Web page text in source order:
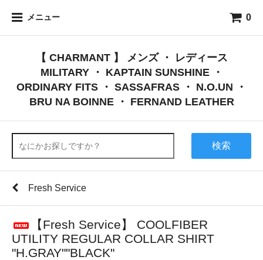
メニュー 0
【 CHARMANT 】 メンズ ・ レディース
MILITARY ・ KAPTAIN SUNSHINE ・
ORDINARY FITS ・ SASSAFRAS ・ N.O.UN ・
BRU NA BOINNE ・ FERNAND LEATHER
検索
Fresh Service
【Fresh Service】 COOLFIBER
UTILITY REGULAR COLLAR SHIRT
"H.GRAY""BLACK"